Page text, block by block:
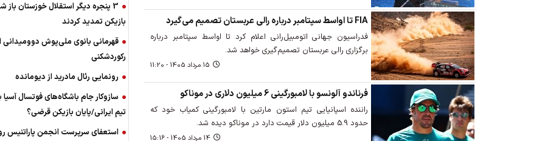
FIA تا اواسط سپتامبر درباره رالی عربستان تصمیم می‌گیرد
فدراسیون جهانی اتومبیل‌رانی اعلام کرد تا اواسط سپتامبر درباره
برگزاری رالی عربستان تصمیم‌گیری خواهد شد.
15 مرداد 1405 - 11:20
فرناندو آلونسو با لامبورگینی 6 میلیون دلاری در موناکو
راننده اسپانیایی تیم استون مارتین با لامبورگینی کمیاب خود که
حدود 5.9 میلیون دلار قیمت دارد در موناکو دیده شد.
14 مرداد 1405 - 15:16
3 پنجره دیگر استقلال خوزستان باز
بازیکن تمدید کردند
قهرمانی بانوی ملی‌پوش دوومیدانی
رکوردشکنی
رونمایی رئال مادرید از دیومانده
سازوکار جام باشگاه‌های فوتسال آسیا
تیم ایرانی/پایان بازیکن قرضی؟
استعفای سرپرست انجمن پاراتنیس